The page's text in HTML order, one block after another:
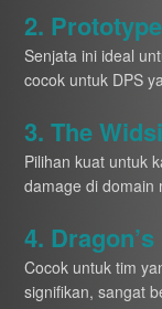
2.
Senjata ini ideal
cocok untuk DPS
3. The
Pilihan kuat untuk
damage di domain
4.
Cocok untuk tim
signifikan, sangat